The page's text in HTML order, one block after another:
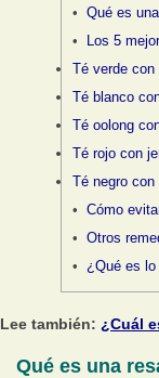
Qué es
Los 5
Té verde con
Té blanco
Té oolong
Té rojo con
Té negro con
Cómo
Otros
¿Qué es lo
Lee también: ¿Cuál
Qué es una